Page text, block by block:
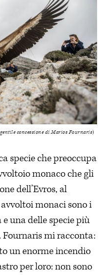
concessione di Marios Fournaris)
specie che preoccupa
monaco che gli
dell’Evros, al
monaci sono i
una delle specie più
mi racconta:
un enorme incendio
per loro: non sono